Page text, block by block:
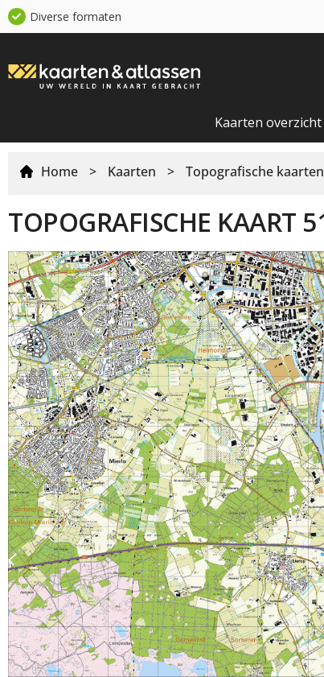
Diverse formaten
Kaarten overzicht
Home > Kaarten > Topografische kaarten
TOPOGRAFISCHE KAART